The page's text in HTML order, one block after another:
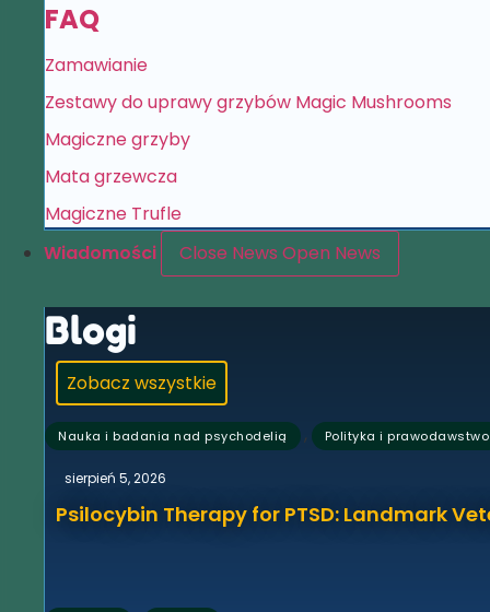
FAQ
Zamawianie
Zestawy do uprawy grzybów Magic Mushrooms
Magiczne grzyby
Mata grzewcza
Magiczne Trufle
Wiadomości
Close News Open News
Blogi
Zobacz wszystkie
Nauka i badania nad psychodelią , Polityka i prawodawstwo
sierpień 5, 2026
Psilocybin Therapy for PTSD: Landmark